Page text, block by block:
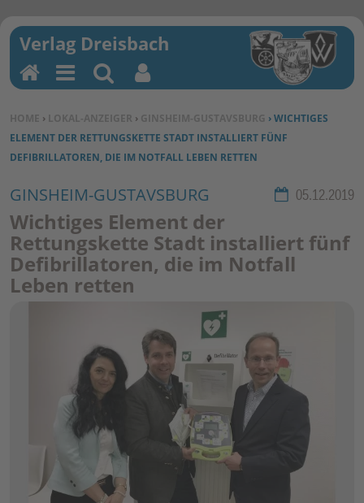
SIE BEFINDEN SICH HIER:
HOME › LOKAL-ANZEIGER › GINSHEIM-GUSTAVSBURG › WICHTIGES
ELEMENT DER RETTUNGSKETTE STADT INSTALLIERT FÜNF
DEFIBRILLATOREN, DIE IM NOTFALL LEBEN RETTEN
Rubrik:
GINSHEIM-GUSTAVSBURG 05.12.2019
Wichtiges Element der
Rettungskette Stadt installiert fünf
Defibrillatoren, die im Notfall
Leben retten
H
o
m
e
M
en
u
Su
ch
en
Be
nu
tz
erf
kti
on
en